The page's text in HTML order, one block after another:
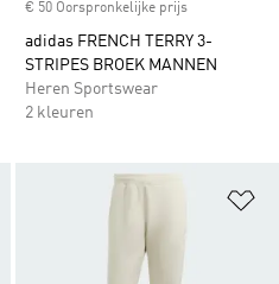
€ 50 Oorspronkelijke prijs
adidas FRENCH TERRY 3-
STRIPES BROEK MANNEN
Heren Sportswear
2 kleuren
Op verlanglijst zetten